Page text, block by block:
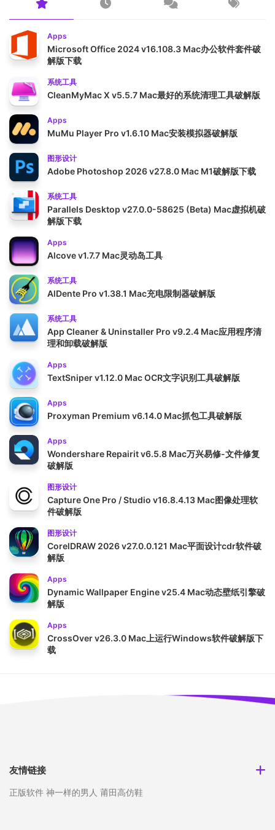
Apps
Microsoft Office 2024 v16.108.3 Mac办公软件套件破
解版下载
系统工具
CleanMyMac X v5.5.7 Mac最好的系统清理工具破解版
Apps
MuMu Player Pro v1.6.10 Mac安装模拟器破解版
图形设计
Adobe Photoshop 2026 v27.8.0 Mac M1破解版下载
系统工具
Parallels Desktop v27.0.0-58625 (Beta) Mac虚拟机破
解版下载
Apps
Alcove v1.7.7 Mac灵动岛工具
系统工具
AlDente Pro v1.38.1 Mac充电限制器破解版
系统工具
App Cleaner & Uninstaller Pro v9.2.4 Mac应用程序清
理和卸载破解版
Apps
TextSniper v1.12.0 Mac OCR文字识别工具破解版
Apps
Proxyman Premium v6.14.0 Mac抓包工具破解版
Apps
Wondershare Repairit v6.5.8 Mac万兴易修-文件修复
破解版
图形设计
Capture One Pro / Studio v16.8.4.13 Mac图像处理软
件破解版
图形设计
CorelDRAW 2026 v27.0.0.121 Mac平面设计cdr软件破
解版
Apps
Dynamic Wallpaper Engine v25.4 Mac动态壁纸引擎破
解版
Apps
CrossOver v26.3.0 Mac上运行Windows软件破解版下
载
友情链接
正版软件 神一样的男人 莆田高仿鞋